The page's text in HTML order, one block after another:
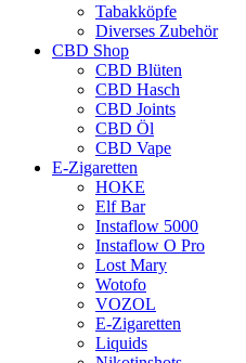
Tabakköpfe
Diverses Zubehör
CBD Shop
CBD Blüten
CBD Hasch
CBD Joints
CBD Öl
CBD Vape
E-Zigaretten
HOKE
Elf Bar
Instaflow 5000
Instaflow O Pro
Lost Mary
Wotofo
VOZOL
E-Zigaretten
Liquids